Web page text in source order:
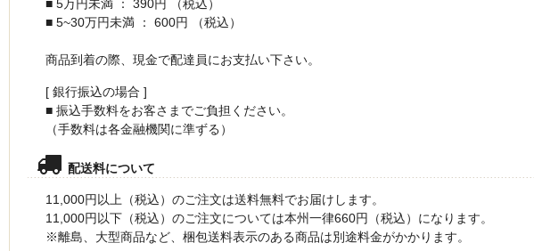
■ 5万円未満 ： 390円 （税込）
■ 5~30万円未満 ： 600円 （税込）
商品到着の際、現金で配達員にお支払い下さい。
[ 銀行振込の場合 ]
■ 振込手数料をお客さまでご負担ください。
（手数料は各金融機関に準ずる）
配送料について
11,000円以上（税込）のご注文は送料無料でお届けします。
11,000円以下（税込）のご注文については本州一律660円（税込）になります。
※離島、大型商品など、梱包送料表示のある商品は別途料金がかかります。